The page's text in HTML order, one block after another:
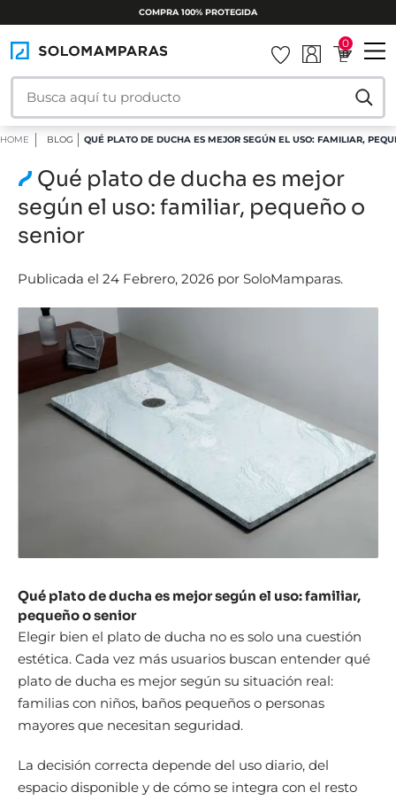
COMPRA 100% PROTEGIDA
0
HOME BLOG QUÉ PLATO DE DUCHA ES MEJOR SEGÚN EL USO: FAMILIAR,
Qué plato de ducha es mejor
según el uso: familiar, pequeño o
senior
Publicada el 24 Febrero, 2026 por SoloMamparas.
Qué plato de ducha es mejor según el uso: familiar,
pequeño o senior
Elegir bien el plato de ducha no es solo una cuestión
estética. Cada vez más usuarios buscan entender qué
plato de ducha es mejor según su situación real:
familias con niños, baños pequeños o personas
mayores que necesitan seguridad.
La decisión correcta depende del uso diario, del
espacio disponible y de cómo se integra con el resto